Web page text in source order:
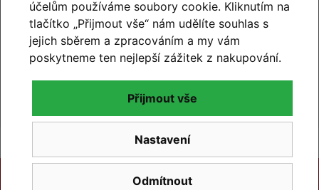
99% hodnocení
zákazníků
prohlédnout hodnocení
účelům používáme soubory cookie. Kliknutím na
tlačítko „Přijmout vše“ nám udělíte souhlas s
jejich sběrem a zpracováním a my vám
poskytneme ten nejlepší zážitek z nakupování.
Odmítnout
Nastavení
Přijmout vše